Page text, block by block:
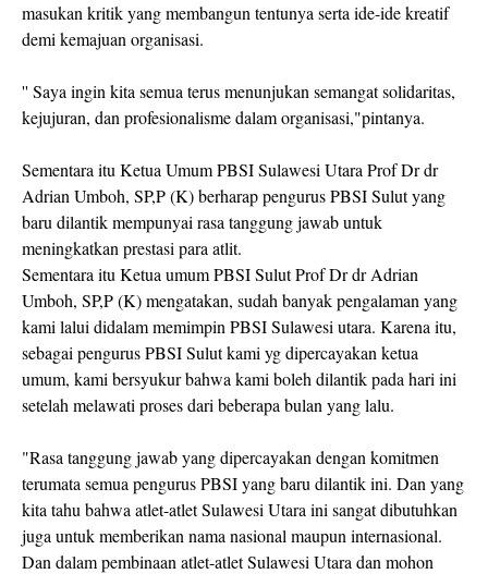
masukan kritik yang membangun tentunya serta ide-ide kreatif
demi kemajuan organisasi.
'' Saya ingin kita semua terus menunjukan semangat solidaritas,
kejujuran, dan profesionalisme dalam organisasi,"pintanya.
Sementara itu Ketua Umum PBSI Sulawesi Utara Prof Dr dr
Adrian Umboh, SP,P (K) berharap pengurus PBSI Sulut yang
baru dilantik mempunyai rasa tanggung jawab untuk
meningkatkan prestasi para atlit.
Sementara itu Ketua umum PBSI Sulut Prof Dr dr Adrian
Umboh, SP,P (K) mengatakan, sudah banyak pengalaman yang
kami lalui didalam memimpin PBSI Sulawesi utara. Karena itu,
sebagai pengurus PBSI Sulut kami yg dipercayakan ketua
umum, kami bersyukur bahwa kami boleh dilantik pada hari ini
setelah melawati proses dari beberapa bulan yang lalu.
"Rasa tanggung jawab yang dipercayakan dengan komitmen
terumata semua pengurus PBSI yang baru dilantik ini. Dan yang
kita tahu bahwa atlet-atlet Sulawesi Utara ini sangat dibutuhkan
juga untuk memberikan nama nasional maupun internasional.
Dan dalam pembinaan atlet-atlet Sulawesi Utara dan mohon